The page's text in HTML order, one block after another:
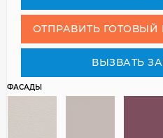
ОТПРАВИТЬ ГОТОВЫЙ
ВЫЗВАТЬ
ФАСАДЫ